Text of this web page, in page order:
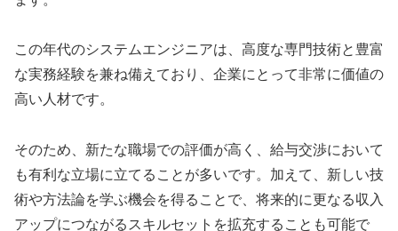
この年代のシステムエンジニアは、高度な専門技術と豊富
な実務経験を兼ね備えており、企業にとって非常に価値の
高い人材です。
そのため、新たな職場での評価が高く、給与交渉において
も有利な立場に立てることが多いです。加えて、新しい技
術や方法論を学ぶ機会を得ることで、将来的に更なる収入
アップにつながるスキルセットを拡充することも可能で